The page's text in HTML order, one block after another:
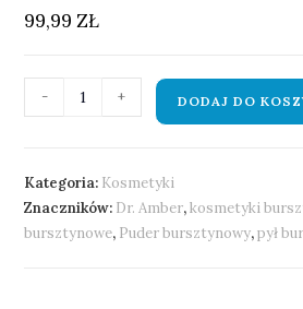
99,99ZŁ
- + DODAJ DO
Kategoria: Kosmetyki
Znaczników: Dr. Amber,kosmetyki
bursztynowe, Puder bursztynowy,pył